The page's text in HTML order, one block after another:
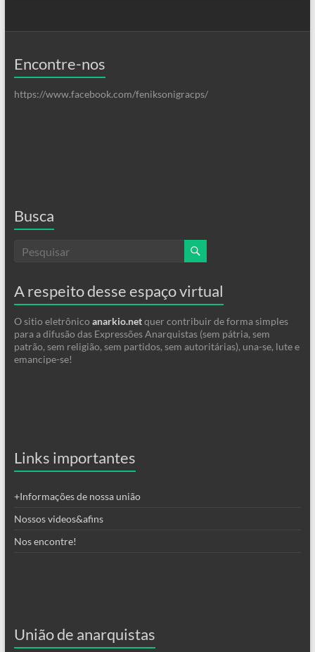
Encontre-nos
https://www.facebook.com/feniksonigracps/
Busca
A respeito desse espaço virtual
O sitio eletrônico anarkio.netquer contribuir de forma simples
para a difusão das Expressões Anarquistas (sem pátria, sem
patrão, sem religião, sem partidos, sem autoritárias), una-se, lute e
emancipe-se!
Links importantes
+Informações de nossa união
Nossos videos&afins
Nos encontre!
União de anarquistas